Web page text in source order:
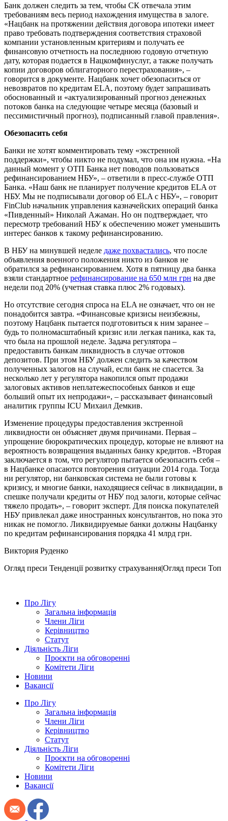
Банк должен следить за тем, чтобы СК отвечала этим
требованиям весь период нахождения имущества в залоге.
«Нацбанк на протяжении действия договора ипотеки имеет
право требовать подтверждения соответствия страховой
компании установленным критериям и получать ее
финансовую отчетность на последнюю годовую отчетную
дату, которая подается в Нацкомфинуслуг, а также получать
копии договоров облигаторного перестрахования», –
говорится в документе. Нацбанк хочет обезопаситься от
невозвратов по кредитам ELA, поэтому будет запрашивать
обоснованный и «актуализированный прогноз денежных
потоков банка на следующие четыре месяца (базовый и
пессимистичный прогноз), подписанный главой правления».
Обезопасить себя
Банки не хотят комментировать тему «экстренной
поддержки», чтобы никто не подумал, что она им нужна. «На
данный момент у ОТП Банка нет поводов пользоваться
рефинансированием НБУ», – ответили в пресс-службе ОТП
Банка. «Наш банк не планирует получение кредитов ELA от
НБУ. Мы не подписывали договор об ELA с НБУ», – говорит
FinClub начальник управления казначейских операций банка
«Пивденный» Николай Ажаман. Но он подтверждает, что
пересмотр требований НБУ к обеспечению может уменьшить
интерес банков к такому рефинансированию.
В НБУ на минувшей неделе даже похвастались, что после
объявления военного положения никто из банков не
обратился за рефинансированием. Хотя в пятницу два банка
взяли стандартное рефинансирование на 650 млн грн на две
недели под 20% (учетная ставка плюс 2% годовых).
Но отсутствие сегодня спроса на ELA не означает, что он не
понадобится завтра. «Финансовые кризисы неизбежны,
поэтому Нацбанк пытается подготовиться к ним заранее –
будь то полномасштабный кризис или легкая паника, как та,
что была на прошлой неделе. Задача регулятора –
предоставить банкам ликвидность в случае оттоков
депозитов. При этом НБУ должен следить за качеством
полученных залогов на случай, если банк не спасется. За
несколько лет у регулятора накопился опыт продажи
залоговых активов неплатежеспособных банков и еще
больший опыт их непродажи», – рассказывает финансовый
аналитик группы ICU Михаил Демкив.
Изменение процедуры предоставления экстренной
ликвидности он объясняет двумя причинами. Первая –
упрощение бюрократических процедур, которые не влияют на
вероятность возвращения выданных банку кредитов. «Вторая
заключается в том, что регулятор пытается обезопасить себя –
в Нацбанке опасаются повторения ситуации 2014 года. Тогда
ни регулятор, ни банковская система не были готовы к
кризису, и многие банки, находящиеся сейчас в ликвидации, в
спешке получали кредиты от НБУ под залоги, которые сейчас
тяжело продать», – говорит эксперт. Для поиска покупателей
НБУ привлекал даже иностранных консультантов, но пока это
никак не помогло. Ликвидируемые банки должны Нацбанку
по кредитам рефинансирования порядка 41 млрд грн.
Виктория Руденко
Огляд преси Тенденції розвитку страхування|Огляд преси Топ
Про Лігу
Загальна інформація
Члени Ліги
Керівництво
Статут
Діяльність Ліги
Проєкти на обговоренні
Комітети Ліги
Новини
Вакансії
Про Лігу
Загальна інформація
Члени Ліги
Керівництво
Статут
Діяльність Ліги
Проєкти на обговоренні
Комітети Ліги
Новини
Вакансії